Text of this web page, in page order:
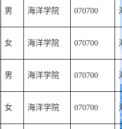
男 海洋学院 070700
女 海洋学院 070700
男 海洋学院 070700
女 海洋学院 070700